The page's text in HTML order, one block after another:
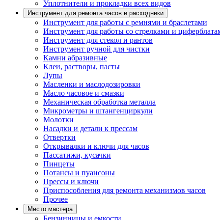
Уплотнители и прокладки всех видов
Инструмент для ремонта часов и расходники
Инструмент для работы с ремнями и браслетами
Инструмент для работы со стрелками и
Инструмент для стекол и рантов
Инструмент ручной для чистки
Камни абразивные
Клеи, растворы, пасты
Лупы
Масленки и маслодозировки
Масло часовое и смазки
Механическая обработка металла
Микрометры и штангенциркули
Молотки
Насадки и детали к прессам
Отвертки
Открывалки и ключи для часов
Пассатижи, кусачки
Пинцеты
Потансы и пуансоны
Прессы и ключи
Приспособления для ремонта механизмов часов
Прочее
Место мастера
Бензинницы и емкости